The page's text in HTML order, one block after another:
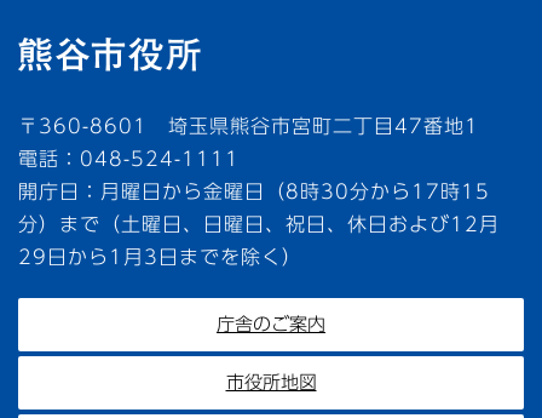
〒360-8601 埼玉県熊谷市宮町二丁目47番地1
電話：048-524-1111
開庁日：月曜日から金曜日（8時30分から17時15
分）まで（土曜日、日曜日、祝日、休日および12月
29日から1月3日までを除く）
庁舎のご案内
市役所地図